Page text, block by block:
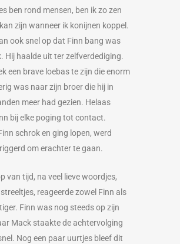
ben rond mensen, ben ik zo zen
zijn wanneer ik konijnen koppel.
ook snel op dat Finn bang was
Hij haalde uit ter zelfverdediging.
een brave loebas te zijn die enorm
was naar zijn broer die hij in
meer had gezien. Helaas
bij elke poging tot contact.
schrok en ging lopen, werd
om erachter te gaan.
van tijd, na veel lieve woordjes,
streeltjes, reageerde zowel Finn als
Finn was nog steeds op zijn
Mack staakte de achtervolging
Nog een paar uurtjes bleef dit